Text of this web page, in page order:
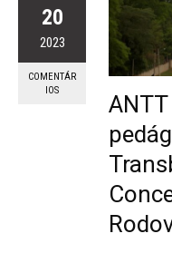
20
2023
COMENTÁR
IOS